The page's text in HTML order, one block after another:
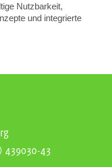
Nutzbarkeit,
und integrierte
439030-43